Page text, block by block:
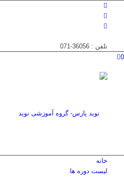
تلفن : 36056-071
0
خانه
لیست دوره ها